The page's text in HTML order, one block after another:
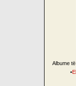
Albume
•